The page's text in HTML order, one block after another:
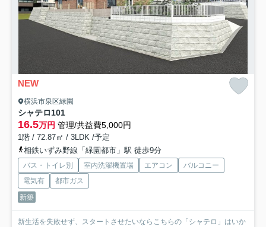
NEW
横浜市泉区緑園
シャテロ101
16.5万円 管理/共益費5,000円
1階 / 72.87㎡ / 3LDK /予定
相鉄いずみ野線「緑園都市」駅 徒歩9分
バス・トイレ別 室内洗濯機置場 エアコン
バルコニー
電気有
都市ガス
新築
新生活を失敗せず、スタートさせたいならこちらの「シャテロ」はいか